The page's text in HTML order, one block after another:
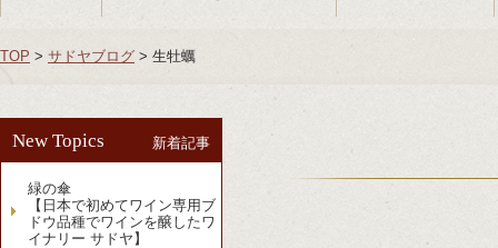
TOP > サドヤブログ > 生牡蠣
New Topics 新着記事
緑の傘
【日本で初めてワイン専用ブ
ドウ品種でワインを醸したワ
イナリー サドヤ】